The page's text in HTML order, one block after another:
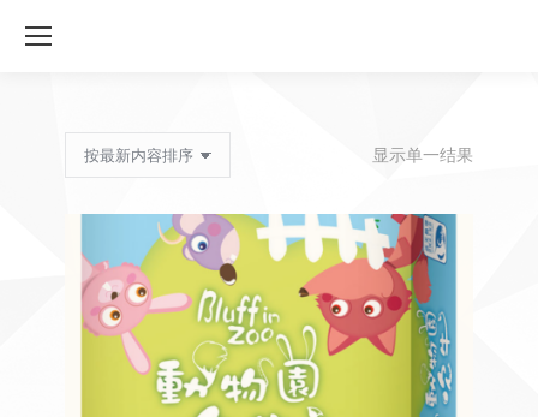
显示单一结果